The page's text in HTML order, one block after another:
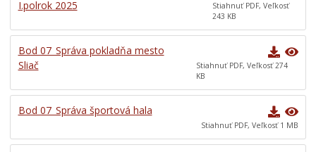
I.polrok 2025
Stiahnuť PDF, Veľkosť
243 KB
Bod 07_Správa pokladňa mesto
Sliač
Stiahnuť PDF, Veľkosť 274
KB
Bod 07_Správa športová hala
Stiahnuť PDF, Veľkosť 1 MB